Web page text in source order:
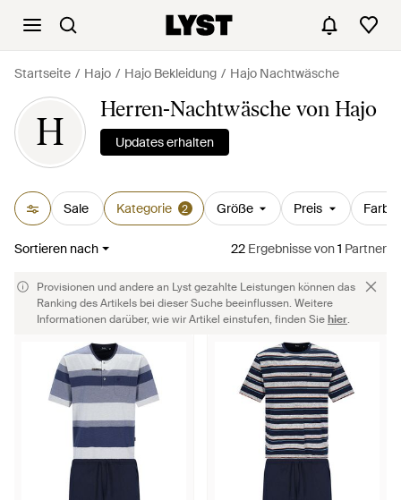
Startseite Hajo Hajo Bekleidung Hajo Nachtwäsche
H
Herren-Nachtwäsche von Hajo
Updates erhalten
Sale Kategorie 2 Größe Preis Farbe
Sortieren nach 22 Ergebnissevon1 Partner
Provisionen und andere an Lyst gezahlte Leistungen können das
Ranking des Artikels bei dieser Suche beeinflussen. Weitere
Informationen darüber, wie wir Artikel einstufen, finden Siehier.